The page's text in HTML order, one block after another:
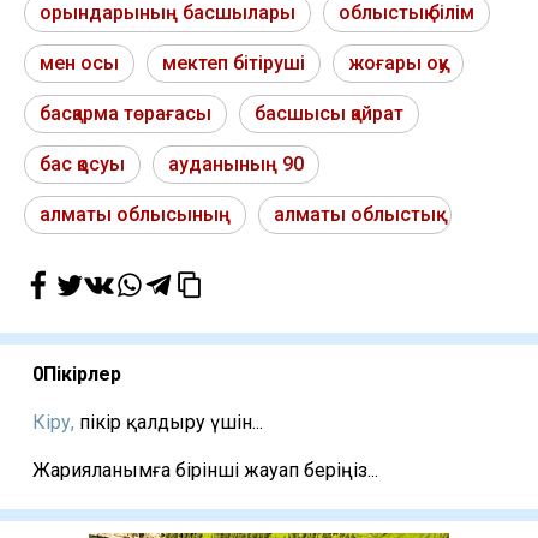
орындарының басшылары облыстық білім
мен осы мектеп бітіруші жоғары оқу
басқарма төрағасы басшысы қайрат
бас қосуы ауданының 90
алматы облысының алматы облыстық
0Пікірлер
Кіру, пікір қалдыру үшін...
Жарияланымға бірінші жауап беріңіз...